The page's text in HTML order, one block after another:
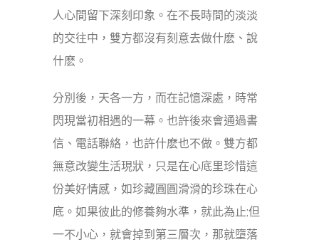
人心間留下深刻印象。在不長時間的淡淡
的交往中，雙方都沒有刻意去做什麽、說
什麽。
分別後，天各一方，而在記憶深處，時常
閃現當初相遇的一幕。也許後來會通過書
信、電話聯絡，也許什麽也不做。雙方都
無意改變生活現狀，只是在心底里珍惜這
份美好情感，如珍藏圓圓滑滑的珍珠在心
底。如果彼此的修養夠水準，就此為止;但
一不小心，就會掉到第三層次，那就墮落